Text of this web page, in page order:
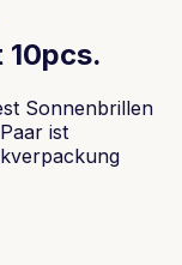
Sonnenbrillen
ist